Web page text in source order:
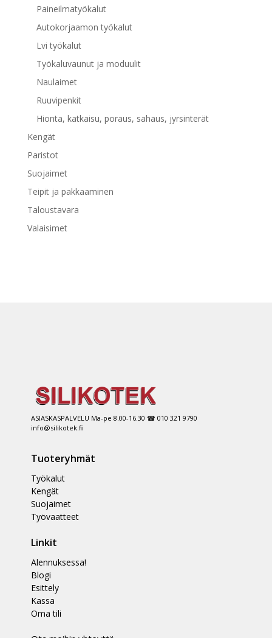
Paineilmatyökalut
Autokorjaamon työkalut
Lvi työkalut
Työkaluvaunut ja moduulit
Naulaimet
Ruuvipenkit
Hionta, katkaisu, poraus, sahaus, jyrsinterät
Kengät
Paristot
Suojaimet
Teipit ja pakkaaminen
Taloustavara
Valaisimet
ASIASKASPALVELU Ma-pe 8.00-16.30 ☎ 010 321 9790
info@silikotek.fi
Tuoteryhmät
Työkalut
Kengät
Suojaimet
Työvaatteet
Linkit
Alennuksessa!
Blogi
Esittely
Kassa
Oma tili